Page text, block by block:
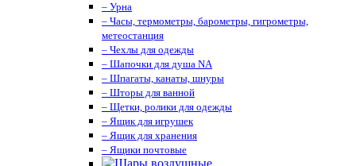
– Урна
– Часы, термометры, барометры, гигрометры,
метеостанция
– Чехлы для одежды
– Шапочки для душа NA
– Шпагаты, канаты, шнуры
– Шторы для ванной
– Щетки, ролики для одежды
– Ящик для игрушек
– Ящик для хранения
– Ящики почтовые